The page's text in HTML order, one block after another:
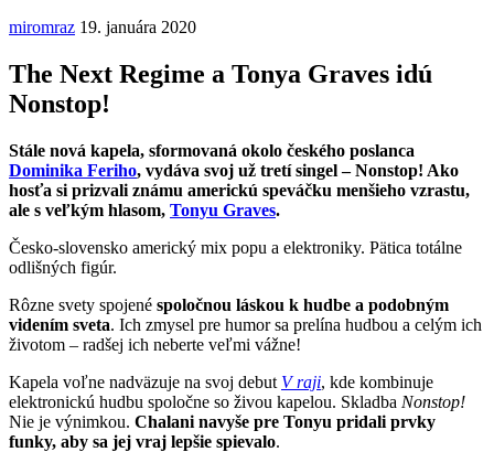
miromraz 19. januára 2020
The Next Regime a Tonya Graves idú
Nonstop!
Stále nová kapela, sformovaná okolo českého poslanca
Dominika Feriho, vydáva svoj už tretí singel – Nonstop! Ako
hosťa si prizvali známu americkú speváčku menšieho vzrastu,
ale s veľkým hlasom, Tonyu Graves.
Česko-slovensko americký mix popu a elektroniky. Pätica totálne
odlišných figúr.
Rôzne svety spojené spoločnou láskou k hudbe a podobným
videním sveta. Ich zmysel pre humor sa prelína hudbou a celým ich
životom – radšej ich neberte veľmi vážne!
Kapela voľne nadväzuje na svoj debut V raji, kde kombinuje
elektronickú hudbu spoločne so živou kapelou. Skladba Nonstop!
Nie je výnimkou. Chalani navyše pre Tonyu pridali prvky
funky, aby sa jej vraj lepšie spievalo.